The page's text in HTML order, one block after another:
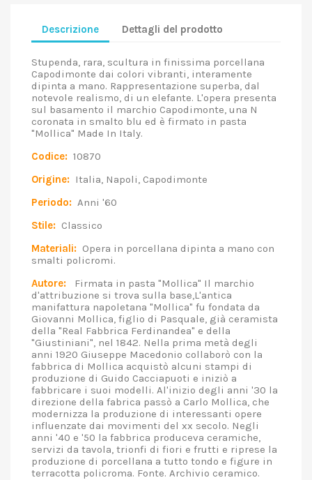
Descrizione Dettagli del prodotto
Stupenda, rara, scultura in finissima porcellana
Capodimonte dai colori vibranti, interamente
dipinta a mano. Rappresentazione superba, dal
notevole realismo, di un elefante. L'opera presenta
sul basamento il marchio Capodimonte, una N
coronata in smalto blu ed è firmato in pasta
"Mollica" Made In Italy.
Codice: 10870
Origine: Italia, Napoli, Capodimonte
Periodo: Anni '60
Stile: Classico
Materiali: Opera in porcellana dipinta a mano con
smalti policromi.
Autore: Firmata in pasta "Mollica" Il marchio
d'attribuzione si trova sulla base,L'antica
manifattura napoletana "Mollica" fu fondata da
Giovanni Mollica, figlio di Pasquale, già ceramista
della "Real Fabbrica Ferdinandea" e della
"Giustiniani", nel 1842. Nella prima metà degli
anni 1920 Giuseppe Macedonio collaborò con la
fabbrica di Mollica acquistò alcuni stampi di
produzione di Guido Cacciapuoti e iniziò a
fabbricare i suoi modelli. Al'inizio degli anni '30 la
direzione della fabrica passò a Carlo Mollica, che
modernizza la produzione di interessanti opere
influenzate dai movimenti del xx secolo. Negli
anni '40 e '50 la fabbrica produceva ceramiche,
servizi da tavola, trionfi di fiori e frutti e riprese la
produzione di porcellana a tutto tondo e figure in
terracotta policroma. Fonte. Archivio ceramico.